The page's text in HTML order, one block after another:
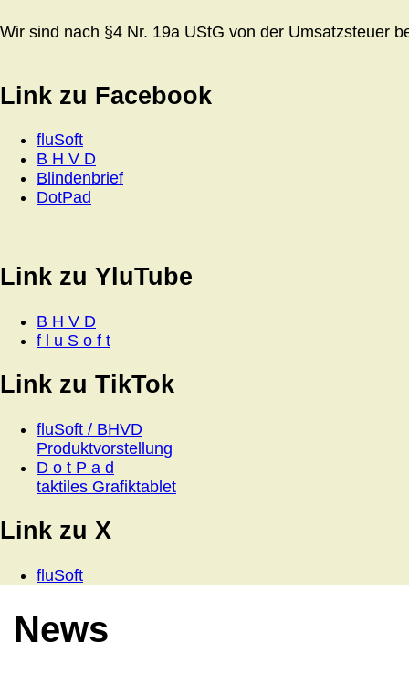
Wir sind nach §4 Nr. 19a UStG von der Umsatzsteuer
Link zu Facebook
fluSoft
B H V D
Blindenbrief
DotPad
Link zu YluTube
B H V D
f l u S o f t
Link zu TikTok
fluSoft / BHVD
Produktvorstellung
D o t P a d
taktiles Grafiktablet
Link zu X
fluSoft
News